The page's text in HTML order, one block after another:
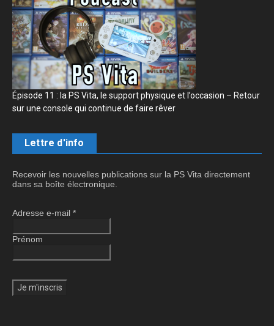
Épisode 11 : la PS Vita, le support physique et l’occasion – Retour
sur une console qui continue de faire rêver
Lettre d'info
Recevoir les nouvelles publications sur la PS Vita directement
dans sa boîte électronique.
Adresse e-mail *
Prénom